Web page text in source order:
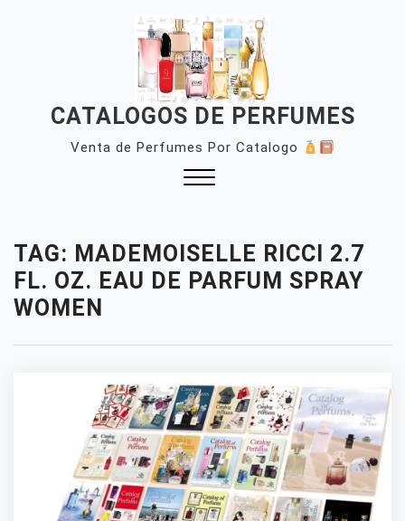
CATALOGOS DE PERFUMES
Venta de Perfumes Por Catalogo
TAG: MADEMOISELLE RICCI 2.7
FL. OZ. EAU DE PARFUM SPRAY
WOMEN